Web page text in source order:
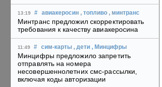
13:19 # авиакеросин , топливо , минтранс
Минтранс предложил скорректировать
требования к качеству авиакеросина
11:49 # сим-карты , дети , Минцифры
Минцифры предложило запретить
отправлять на номера
несовершеннолетних смс-рассылки,
включая коды авторизации